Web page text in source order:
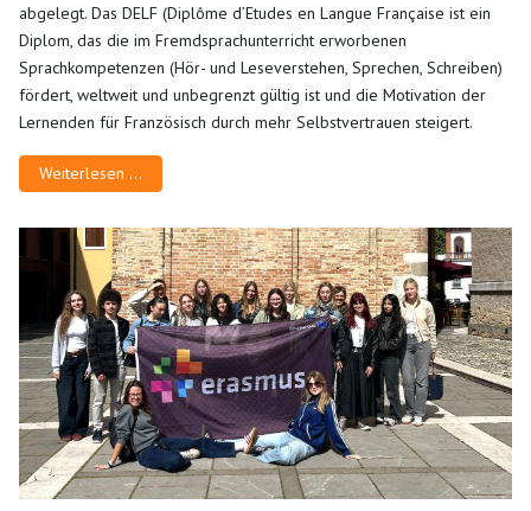
abgelegt. Das DELF (Diplôme d’Etudes en Langue Française ist ein
Diplom, das die im Fremdsprachunterricht erworbenen
Sprachkompetenzen (Hör- und Leseverstehen, Sprechen, Schreiben)
fördert, weltweit und unbegrenzt gültig ist und die Motivation der
Lernenden für Französisch durch mehr Selbstvertrauen steigert.
Weiterlesen …